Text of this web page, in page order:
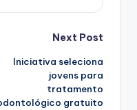
Next Post
Iniciativa seleciona
jovens para
tratamento
gratuito